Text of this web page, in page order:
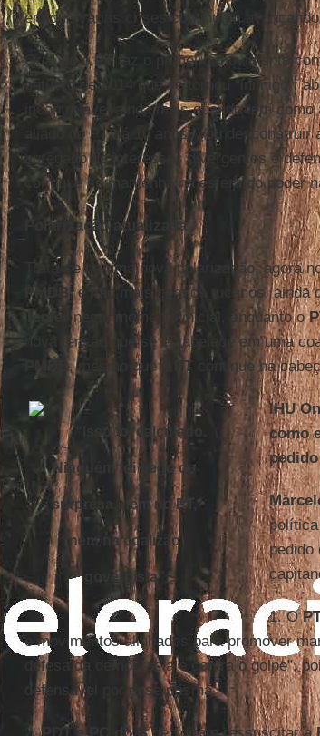
em que várias crises continuam
Quando oPT faz o primeiro movimento
outubro de 2014 que se tornou “inimigo”,
incontrolável ainda mais quando tem
aliado do PT há 10 anos. Vou
agregado de interesses divergentes e
com que se mantenha na esfera do poder
Polarização atualizada
Trata-se de uma nova polarização, agora
PMDB , e não mais com os tucanos,
Temer
neste momento inicial, enquanto o
nova tensão que se estabelece em uma
PMDB, mesmo que o PT continue na
“Isso foi calculado.
Ninguém foi pego de
surpresa, nem no PT,
nem na coalizão
governista”
IHU
como
pedido
pedido
1. O
e movimentos alinhados para promover
defesa da democracia e contra o golpe”,
defensável por esse prisma.